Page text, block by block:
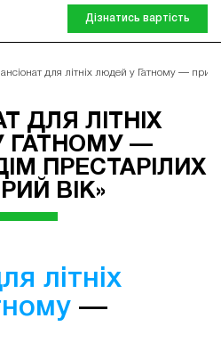
Дізнатись вартість
для літніх людей у Гатному —
ДЛЯ ЛІТНІХ
ГАТНОМУ —
ПРЕСТАРІЛИХ
ВІК»
літніх
—